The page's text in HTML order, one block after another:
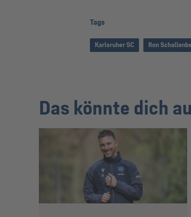
Tags
Karlsruher SC Ron
Das könnte dich